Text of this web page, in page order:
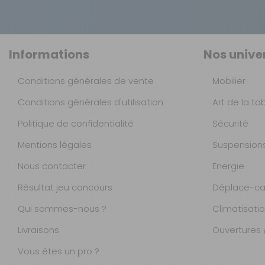
Piquets,
Sacs de transport et de stockage.
Extension gauche ou droite
Vélum
Avancée côté
Pompe électrique
Eva pad
Tapis de sol
Barrière de soutien
Bavette :
Sac de rangement :
Moustiquaire :
Sardines :
Jupe de bas de caisse :
Occultation des fenêtres :
Informations
Conditions générales de vente
Conditions générales d'utilisation
Politique de confidentialité
Mentions légales
Nous contacter
Résultat jeu concours
Qui sommes-nous ?
Livraisons
Vous êtes un pro ?
Nos
Mobilier
Art de la
Sécurité
Energie
Déplace-
Ouvertures